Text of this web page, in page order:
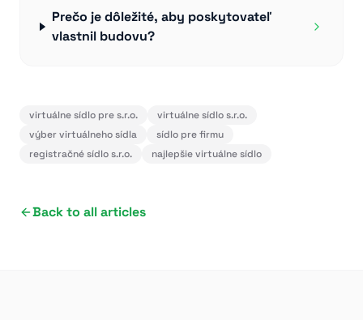
Prečo je dôležité, aby poskytovateľ
vlastnil budovu?
virtuálne sídlo pre s.r.o.
virtuálne sídlo s.r.o.
výber virtuálneho sídla
sídlo pre firmu
registračné sídlo s.r.o.
najlepšie virtuálne sídlo
Back to all articles